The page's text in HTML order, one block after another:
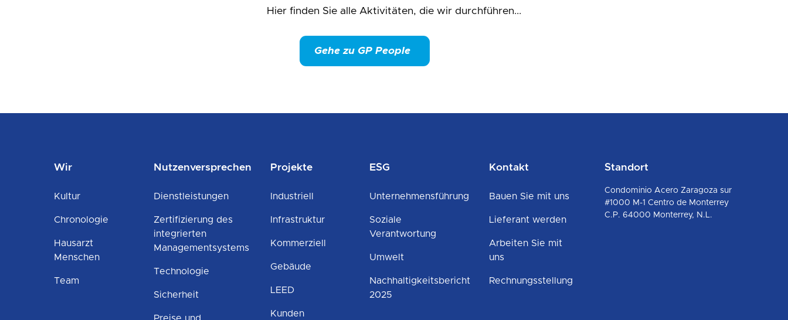
Hier finden Sie alle Aktivitäten, die wir durchführen...
Gehe zu GP People
Wir
Kultur
Chronologie
Hausarzt
Menschen
Team
Nutzenversprechen
Dienstleistungen
Zertifizierung des
integrierten
Managementsystems
Technologie
Sicherheit
Projekte
Industriell
Infrastruktur
Kommerziell
Gebäude
LEED
Kunden
ESG
Unternehmensführung
Soziale
Verantwortung
Umwelt
Nachhaltigkeitsbericht
2025
Kontakt
Bauen Sie mit uns
Lieferant werden
Arbeiten Sie mit
uns
Rechnungsstellung
Standort
Condominio Acero Zaragoza sur
#1000 M-1 Centro de Monterrey
C.P. 64000 Monterrey, N.L.